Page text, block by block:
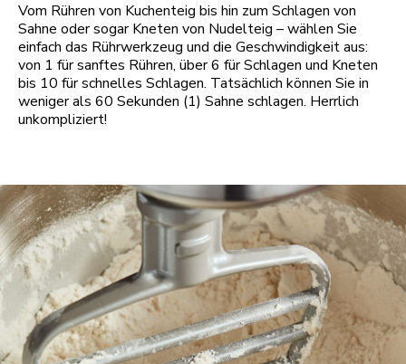
Vom Rühren von Kuchenteig bis hin zum Schlagen von
Sahne oder sogar Kneten von Nudelteig – wählen Sie
einfach das Rührwerkzeug und die Geschwindigkeit aus:
von 1 für sanftes Rühren, über 6 für Schlagen und Kneten
bis 10 für schnelles Schlagen. Tatsächlich können Sie in
weniger als 60 Sekunden (1) Sahne schlagen. Herrlich
unkompliziert!